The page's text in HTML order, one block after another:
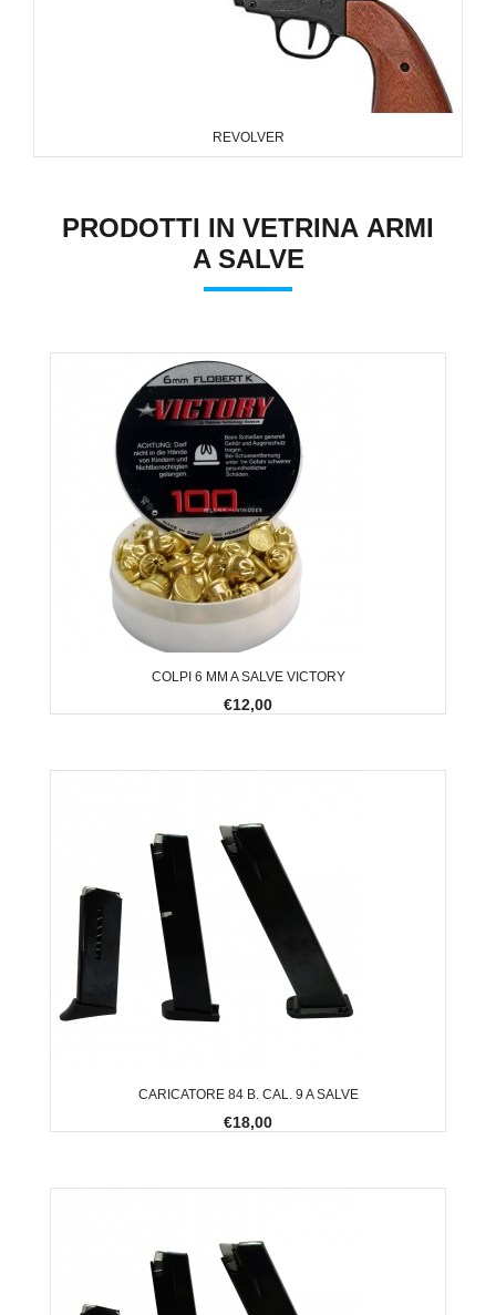
REVOLVER
PRODOTTI IN VETRINA ARMI
A SALVE
COLPI 6 MM A SALVE VICTORY
€12,00
CARICATORE 84 B. CAL. 9 A SALVE
€18,00